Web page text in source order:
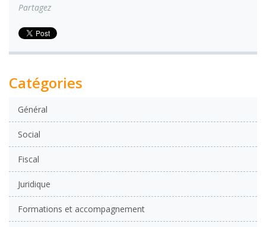
Partagez
Catégories
Général
Social
Fiscal
Juridique
Formations et accompagnement